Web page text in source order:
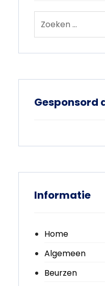
Gesponsord
Informatie
Home
Algemeen
Beurzen